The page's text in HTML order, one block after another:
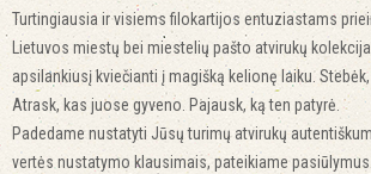
Turtingiausia ir visiems filokartijos entuziastams
Lietuvos miestų bei miestelių pašto atvirukų
apsilankiusį kviečianti į magišką kelionę laiku.
Atrask, kas juose gyveno. Pajausk, ką ten patyrė.
Padedame nustatyti Jūsų turimų atvirukų
vertės nustatymo klausimais, pateikiame pasiūlymus.